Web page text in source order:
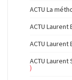
ACTU La
ACTU Laurent
ACTU
ACTU
)